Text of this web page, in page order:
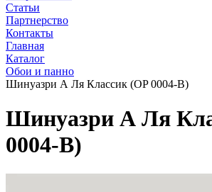
Статьи
Партнерство
Контакты
Главная
Каталог
Обои и панно
Шинуазри А Ля Классик (OP 0004-B)
Шинуазри А Ля
0004-B)